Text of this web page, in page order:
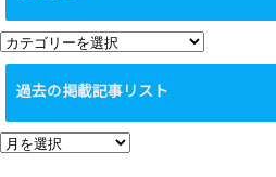
カ
テ
リ
ー
過去の掲載記事リスト
過